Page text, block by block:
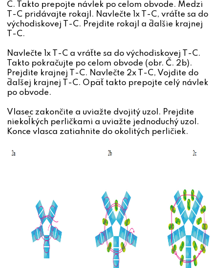
C. Takto prepojte návlek po celom obvode. Medzi
T-C pridávajte rokajl. Navlečte 1x T-C, vráťte sa do
východiskovej T-C. Prejdite rokajl a ďalšie krajnej
T-C.
Navlečte 1x T-C a vráťte sa do východiskovej T-C.
Takto pokračujte po celom obvode (obr. Č. 2b).
Prejdite krajnej T-C. Navlečte 2x T-C, Vojdite do
ďalšej krajnej T-C. Opäť takto prepojte celý návlek
po obvode.
Vlasec zakončite a uviažte dvojitý uzol. Prejdite
niekoľkých perličkami a uviažte jednoduchý uzol.
Konce vlasca zatiahnite do okolitých perličiek.